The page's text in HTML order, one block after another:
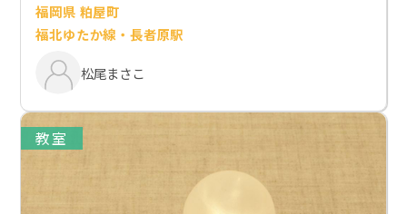
福岡県 粕屋町
福北ゆたか線・長者原駅
松尾まさこ
教室